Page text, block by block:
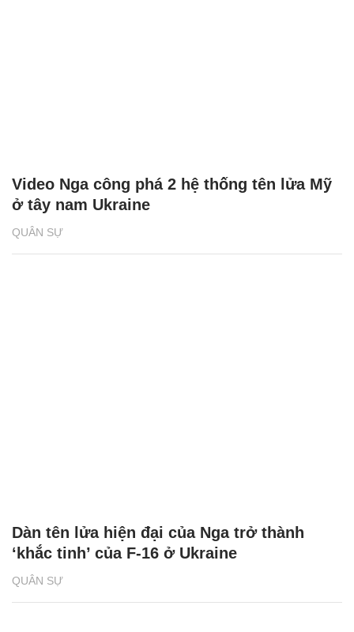
QUÂN SỰ
Video Nga công phá 2 hệ thống tên lửa Mỹ
ở tây nam Ukraine
QUÂN SỰ
Dàn tên lửa hiện đại của Nga trở thành
‘khắc tinh’ của F-16 ở Ukraine